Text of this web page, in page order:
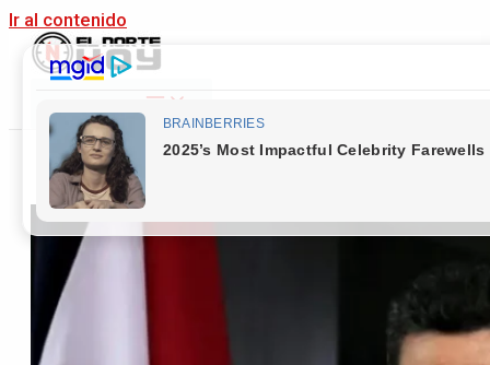
Ir al contenido
Main Menu